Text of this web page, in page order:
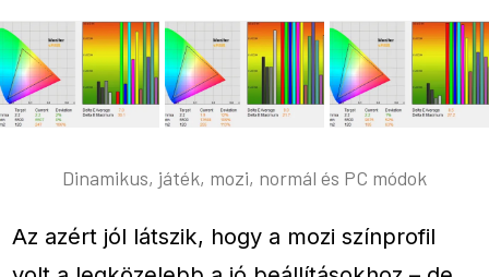
Dinamikus, játék, mozi, normál és PC módok
Az azért jól látszik, hogy a mozi színprofil